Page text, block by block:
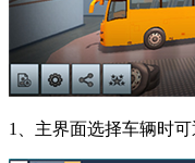
1、主界面选择车辆时